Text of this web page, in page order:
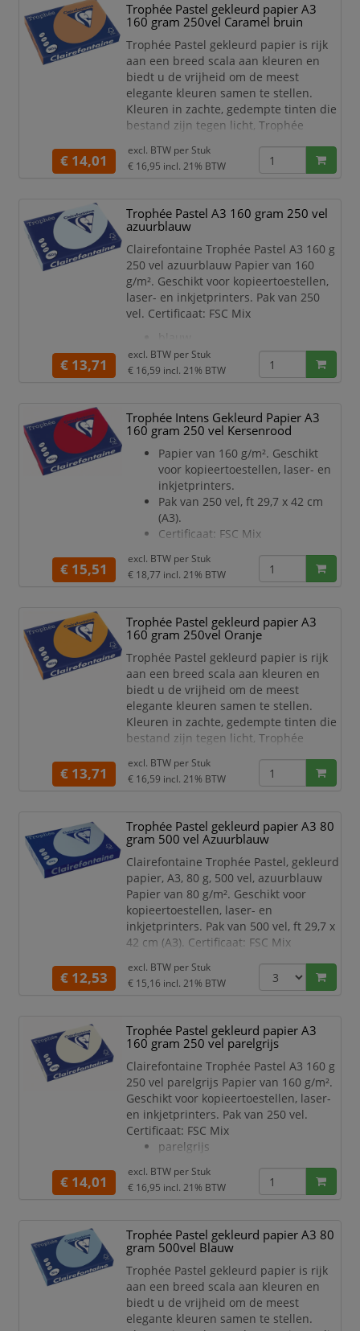
Dit extra stevige gekleurd papier van
Clairefontaine is zeer geschikt voor het
maken van
Trophée Pastel gekleurd papier A3
160 gram 250vel Caramel bruin
Trophée Pastel gekleurd papier is rijk
aan een breed scala aan kleuren en
biedt u de vrijheid om de meest
elegante kleuren samen te stellen.
Kleuren in zachte, gedempte tinten die
bestand zijn tegen licht, Trophée
van zijn papier. Dankzij een
uitstekende opaciteit is dit papier goed
afdrukken.
Dit extra stevige gekleurd papier van
Clairefontaine is zeer geschikt voor het
m
€ 14,01
excl. BTW per Stuk
€ 16,95 incl. 21% BTW
Trophée Pastel A3 160 gram 250 vel
azuurblauw
Clairefontaine Trophée Pastel A3 160 g
250 vel azuurblauw Papier van 160
g/m². Geschikt voor kopieertoestellen,
laser- en inkjetprinters. Pak van 250
vel. Certificaat: FSC Mix
€ 13,71
excl. BTW per Stuk
€ 16,59 incl. 21% BTW
Trophée Intens Gekleurd Papier A3
160 gram 250 vel Kersenrood
Papier van 160 g/m². Geschikt
voor kopieertoestellen, laser- en
inkjetprinters.
Pak van 250 vel, ft 29,7 x 42 cm
(A3).
Certificaat: FSC Mix
€ 15,51
excl. BTW per Stuk
€ 18,77 incl. 21% BTW
Trophée Pastel gekleurd papier A3
160 gram 250vel Oranje
Trophée Pastel gekleurd papier is rijk
aan een breed scala aan kleuren en
biedt u de vrijheid om de meest
elegante kleuren samen te stellen.
Kleuren in zachte, gedempte tinten die
bestand zijn tegen licht, Trophée
van zijn papier. Dankzij een
uitstekende opaciteit is dit papier goed
afdrukken.
Dit extra stevige gekleurd papier van
Clairefontaine is zeer geschikt voor het
m
€ 13,71
excl. BTW per Stuk
€ 16,59 incl. 21% BTW
Trophée Pastel gekleurd papier A3 80
gram 500 vel Azuurblauw
Clairefontaine Trophée Pastel, gekleurd
papier, A3, 80 g, 500 vel, azuurblauw
Papier van 80 g/m². Geschikt voor
kopieertoestellen, laser- en
inkjetprinters. Pak van 500 vel, ft 29,7 x
42 cm (A3). Certificaat: FSC Mix
blauw
€ 12,53
excl. BTW per Stuk
€ 15,16 incl. 21% BTW
Trophée Pastel gekleurd papier A3
160 gram 250 vel parelgrijs
Clairefontaine Trophée Pastel A3 160 g
250 vel parelgrijs Papier van 160 g/m².
Geschikt voor kopieertoestellen, laser-
en inkjetprinters. Pak van 250 vel.
Certificaat: FSC Mix
parelgrijs
€ 14,01
excl. BTW per Stuk
€ 16,95 incl. 21% BTW
Trophée Pastel gekleurd papier A3 80
gram 500vel Blauw
Trophée Pastel gekleurd papier is rijk
aan een breed scala aan kleuren en
biedt u de vrijheid om de meest
elegante kleuren samen te stellen.